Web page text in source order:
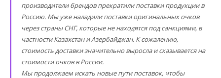
производители брендов прекратили поставки продукции в
Россию. Мы уже наладили поставки оригинальных очков
через страны СНГ, которые не находятся под санкциями, в
частности Казахстан и Азербайджан. К сожалению,
стоимость доставки значительно выросла и сказывается на
стоимости очков в России.
Мы продолжаем искать новые пути поставок, чтобы